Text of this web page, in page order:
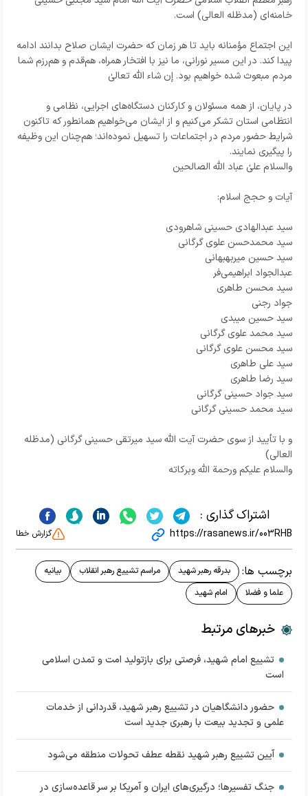
خامنه‌ای (مدظله العالی) است.
این اجتماع مؤمنانه باید تا هر زمان که حضرت ایشان صلاح بدانند ادامه
پیدا کند. در این مسیر نورانی، ما نیز با افتخار همراه، هم‌قدم و هم‌رزم شما
مردم مبعوث شده خواهیم بود. إن شاء الله تعالیٰ
در پایان، از همه مسئولان و کارکنان دستگاه‌های اجرایی، نظامی و
انتظامی استان تشکر می‌کنیم و از ایشان می‌خواهیم همانطور که تاکنون
شرایط حضور مردم در اجتماعات را تسهیل نموده‌اند؛ هم‌چنان این وظیفه
را پیگیری نمایند.
والسلام علیٰ عباد الله الصالحین
آیات و حجج اسلام:
سید عبدالهادی حسینی شاهرودی
سید محمدحسن علوی گرگانی
سید حسین میربهبهانی
عبدالجواد ابراهیمی‌فر
سید محسن طاهری
جواد رجنی
سید حسین میبدی
سید محمد علوی گرگانی
سید محسن علوی گرگانی
سید علی طاهری
سید رضا طاهری
سید جواد حسینی گرگانی
سید محمد حسینی گرگانی
و با تأیید از سوی حضرت آیت الله سید میرتقی حسینی گرگانی (مدظله
العالی)
والسلام علیکم ورحمة الله وبركاته
اشتراک گذاری :
https://rasanews.ir/003RHB گزارش خطا
برچسب ها: بدرقه رهبر شهید مراسم تشییع رهبر انقلاب
بیانیه
علما و فضلا
امام شهید
خبرهای مرتبط
تشییع امام شهید، فرصتی برای بازتولید امت و تمدن اسلامی
است
حضور دانشگاهیان در تشییع رهبر شهید، قدردانی از خدمات
علمی و تجدید بیعت با رهبری جدید است
آیین تشییع رهبر شهید نقطه عطف تحولات منطقه می‌شود
جنگ تفسیرها؛ درگیری‌های ایران و آمریکا بر سر قاعده‌سازی در